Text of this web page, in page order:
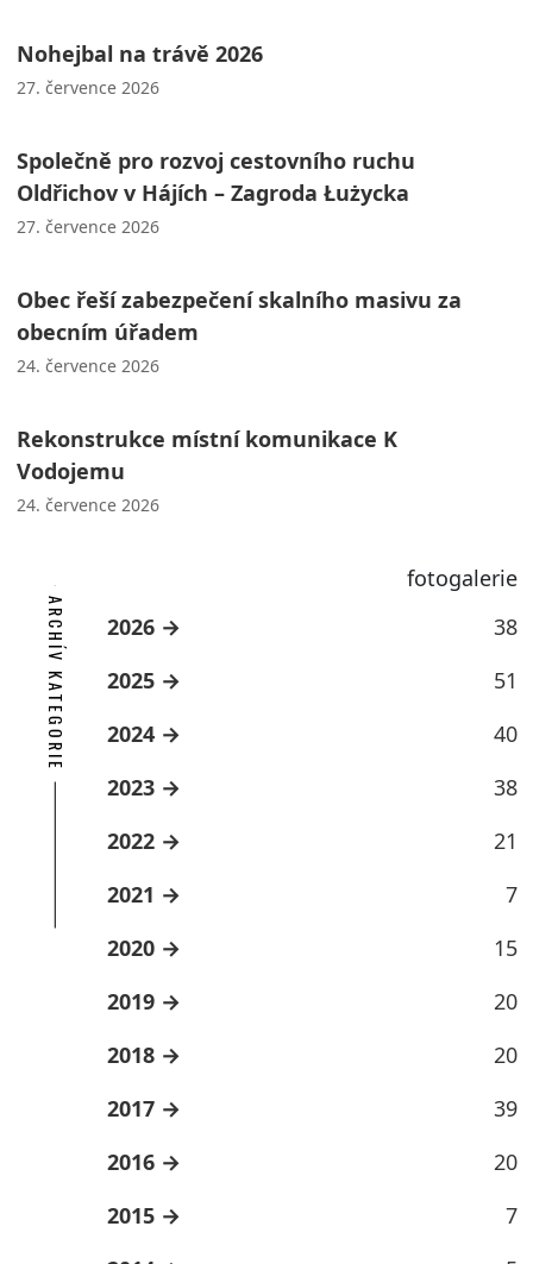
Nohejbal na trávě 2026
27. července 2026
Společně pro rozvoj cestovního ruchu
Oldřichov v Hájích – Zagroda Łużycka
27. července 2026
Obec řeší zabezpečení skalního masivu za
obecním úřadem
24. července 2026
Rekonstrukce místní komunikace K
Vodojemu
24. července 2026
fotogalerie
ARCHÍV KATEGORIE 2026
38
2025
51
2024
40
2023
38
2022
21
2021
7
2020
15
2019
20
2018
20
2017
39
2016
20
2015
7